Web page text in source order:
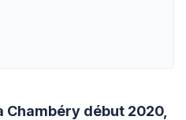
début 2020,